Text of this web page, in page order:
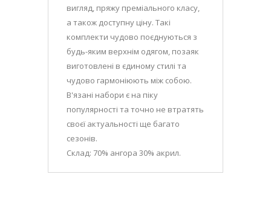
вигляд, пряжу преміального класу,
а також доступну ціну. Такі
комплекти чудово поєднуються з
будь-яким верхнім одягом, позаяк
виготовлені в єдиному стилі та
чудово гармоніюють між собою.
В'язані набори є на піку
популярності та точно не втратять
своєї актуальності ще багато
сезонів.
Склад: 70% ангора 30% акрил.